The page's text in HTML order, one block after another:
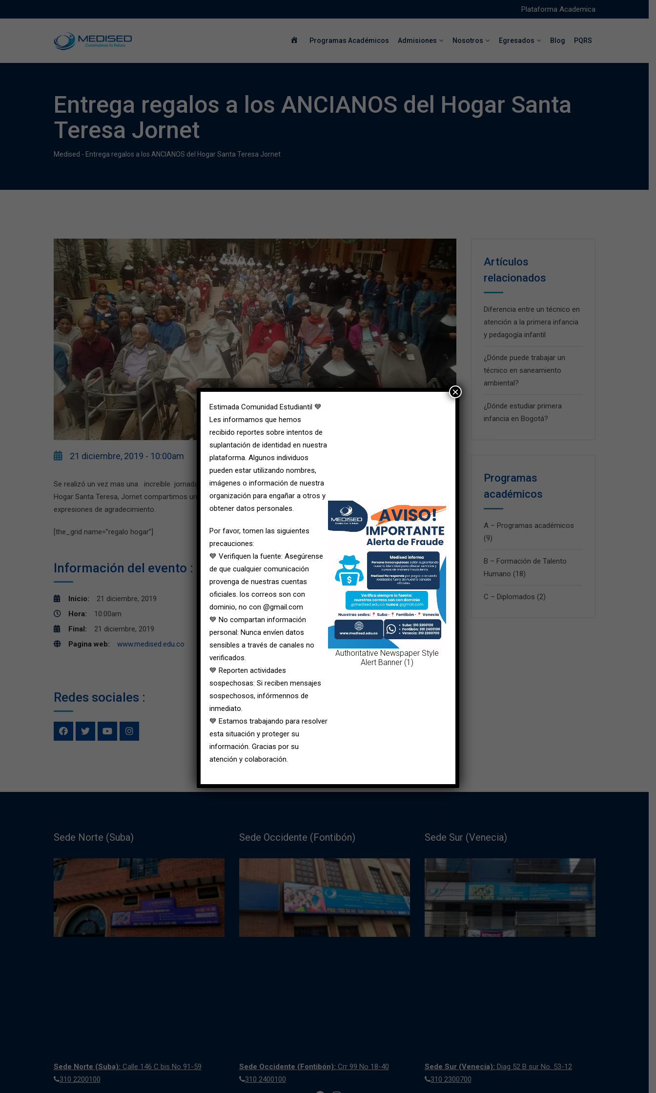
Plataforma Academica
Programas Académicos Admisiones Nosotros Egresados Blog PQRS
Entrega regalos a los ANCIANOS del Hogar Santa
Teresa Jornet
Medised - Entrega regalos a los ANCIANOS del Hogar Santa Teresa Jornet
21 diciembre, 2019 - 10:00am
Se realizó un vez mas una increíble jornada de entrega de REGALOS, a los ancianos, abuelitos, de nuestro apreciado
Hogar Santa Teresa, Jornet compartimos un gran día junto , estudiantes y abuelos. El mejor regalo sus sonrisas y
expresiones de agradecimiento.
[the_grid name=”regalo hogar”]
Información del evento :
Inicio:
21 diciembre, 2019
Hora:
10:00am
Final:
21 diciembre, 2019
Pagina web:
www.medised.edu.co
Redes sociales :
Artículos
relacionados
Diferencia entre un técnico en
atención a la primera infancia
y pedagogía infantil
¿Dónde puede trabajar un
técnico en saneamiento
ambiental?
¿Dónde estudiar primera
infancia en Bogotá?
Programas
académicos
A – Programas académicos
(9)
B – Formación de Talento
Humano (18)
C – Diplomados (2)
Sede Norte (Suba)
Sede Norte (Suba): Calle 146 C bis No 91-59
310 2200100
Sede Occidente (Fontibón)
Sede Occidente (Fontibón): Crr 99 No 18-40
310 2400100
Sede Sur (Venecia)
Sede Sur (Venecia): Diag 52 B sur No. 53-12
310 2300700
Estimada Comunidad Estudiantil 💙
Les informamos que hemos
recibido reportes sobre intentos de
suplantación de identidad en nuestra
plataforma. Algunos individuos
pueden estar utilizando nombres,
imágenes o información de nuestra
organización para engañar a otros y
obtener datos personales.
Por favor, tomen las siguientes
precauciones:
💙 Verifiquen la fuente: Asegúrense
de que cualquier comunicación
provenga de nuestras cuentas
oficiales. los correos son con
dominio, no con @gmail.com
💙 No compartan información
personal: Nunca envíen datos
sensibles a través de canales no
verificados.
💙 Reporten actividades
sospechosas: Si reciben mensajes
sospechosos, infórmennos de
inmediato.
💙 Estamos trabajando para resolver
esta situación y proteger su
información. Gracias por su
atención y colaboración.
Authoritative Newspaper Style
Alert Banner (1)
×